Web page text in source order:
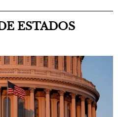
ESTADOS